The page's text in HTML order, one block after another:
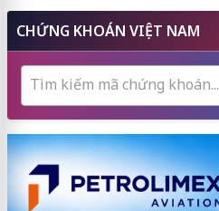
CHỨNG KHOÁN VIỆT NAM
Tìm kiếm mã chứng khoán...